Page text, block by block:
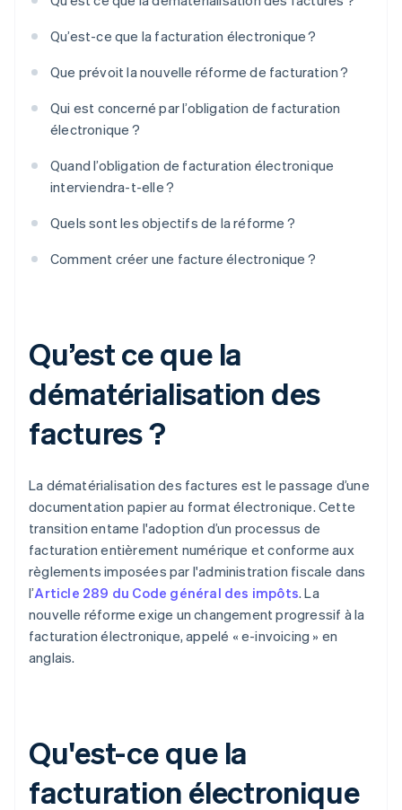
Qu’est-ce que la facturation électronique ?
Que prévoit la nouvelle réforme de facturation ?
Qui est concerné par l’obligation de facturation
électronique ?
Quand l’obligation de facturation électronique
interviendra-t-elle ?
Quels sont les objectifs de la réforme ?
Comment créer une facture électronique ?
Qu’est ce que la
dématérialisation des
factures ?
La dématérialisation des factures est le passage d’une
documentation papier au format électronique. Cette
transition entame l'adoption d’un processus de
facturation entièrement numérique et conforme aux
règlements imposées par l'administration fiscale dans
l’Article 289 du Code général des impôts. La
nouvelle réforme exige un changement progressif à la
facturation électronique, appelé « e-invoicing » en
anglais.
Qu'est-ce que la
facturation électronique